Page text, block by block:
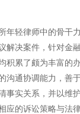
年轻律师中的骨干
解决案件，针对金
积累了颇为丰富的
沟通协调能力，善
事实关系，并以维
应的诉讼策略与法